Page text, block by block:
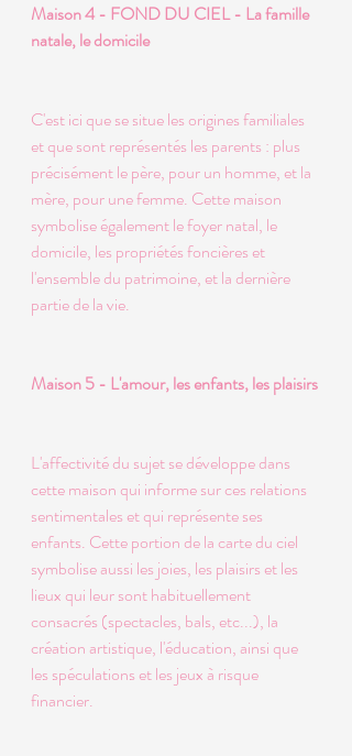
Maison 4 - FOND DU CIEL - La famille
natale, le domicile
C'est ici que se situe les origines familiales
et que sont représentés les parents : plus
précisément le père, pour un homme, et la
mère, pour une femme. Cette maison
symbolise également le foyer natal, le
domicile, les propriétés foncières et
l'ensemble du patrimoine, et la dernière
partie de la vie.
Maison 5 - L'amour, les enfants, les plaisirs
L'affectivité du sujet se développe dans
cette maison qui informe sur ces relations
sentimentales et qui représente ses
enfants. Cette portion de la carte du ciel
symbolise aussi les joies, les plaisirs et les
lieux qui leur sont habituellement
consacrés (spectacles, bals, etc...), la
création artistique, l'éducation, ainsi que
les spéculations et les jeux à risque
financier.